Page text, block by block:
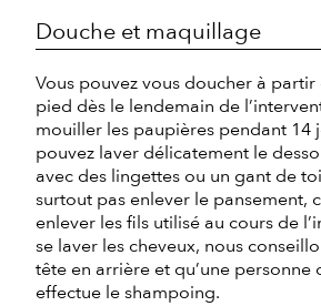
Douche et maquillage
Vous pouvez vous doucher à partir
pied dès le lendemain de
mouiller les paupières pendant 14
pouvez laver délicatement le
avec des lingettes ou un gant de
surtout pas enlever le pansement,
enlever les fils utilisé au cours de
se laver les cheveux, nous
tête en arrière et qu’une
effectue le shampoing.